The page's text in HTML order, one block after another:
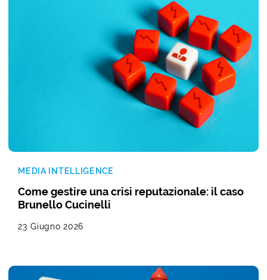
MEDIA INTELLIGENCE
Come gestire una crisi reputazionale: il caso
Brunello Cucinelli
23 Giugno 2026